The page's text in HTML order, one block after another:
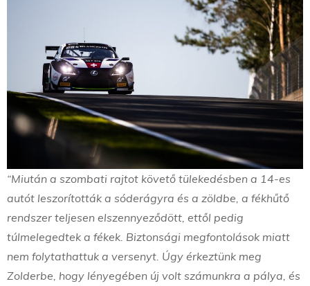
“Miután a szombati rajtot követő tülekedésben a 14-es
autót leszorították a sóderágyra és a zöldbe, a fékhűtő
rendszer teljesen elszennyeződött, ettől pedig
túlmelegedtek a fékek. Biztonsági megfontolások miatt
nem folytathattuk a versenyt. Úgy érkeztünk meg
Zolderbe, hogy lényegében új volt számunkra a pálya, és